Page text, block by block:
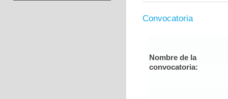
Convocatoria
Nombre de la
convocatoria: